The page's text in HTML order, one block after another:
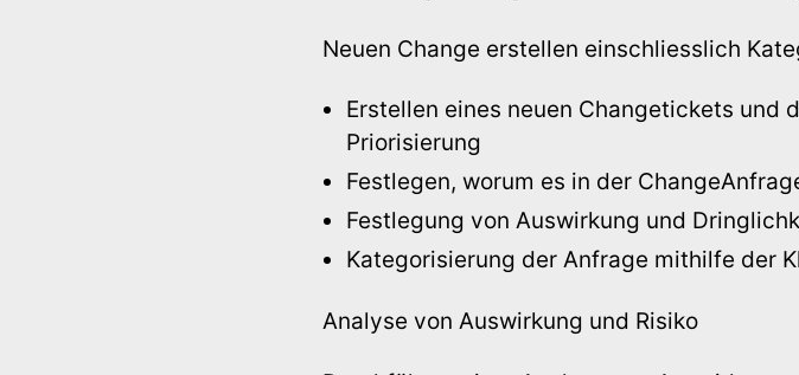
Neuen Change erstellen einschliesslich
Erstellen eines neuen Changetickets und
Priorisierung
Festlegen, worum es in der
Festlegung von Auswirkung und
Kategorisierung der Anfrage mithilfe der
Analyse von Auswirkung und Risiko